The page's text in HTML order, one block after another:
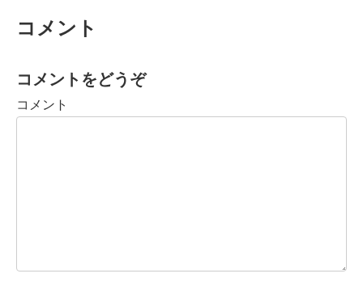
コメント
コメントをどうぞ
コメント